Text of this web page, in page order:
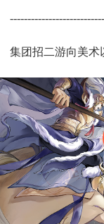
集团招二游向美术